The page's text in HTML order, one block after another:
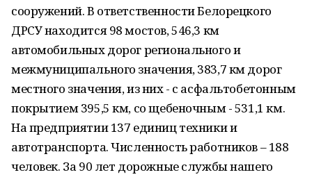
сооружений. В ответственности Белорецкого
ДРСУ находится 98 мостов, 546,3 км
автомобильных дорог регионального и
межмуниципального значения, 383,7 км дорог
местного значения, из них - с асфальтобетонным
покрытием 395,5 км, со щебеночным - 531,1 км.
На предприятии 137 единиц техники и
автотранспорта. Численность работников – 188
человек. За 90 лет дорожные службы нашего